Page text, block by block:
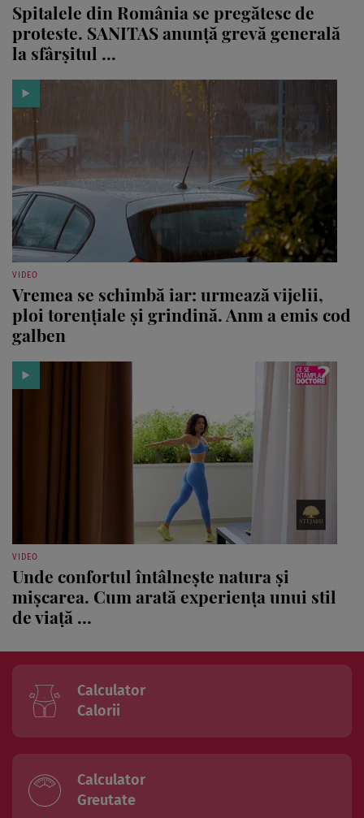
Spitalele din România se pregătesc de
proteste. SANITAS anunță grevă generală
la sfârșitul ...
VIDEO
Vremea se schimbă iar: urmează vijelii,
ploi torențiale și grindină. Anm a emis cod
galben
VIDEO
Unde confortul întâlnește natura și
mișcarea. Cum arată experiența unui stil
de viață ...
Calculator
Calorii
Calculator
Greutate